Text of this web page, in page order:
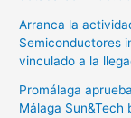
Arranca la
Semiconductores
vinculado a la
Promálaga
Málaga Sun&Tech